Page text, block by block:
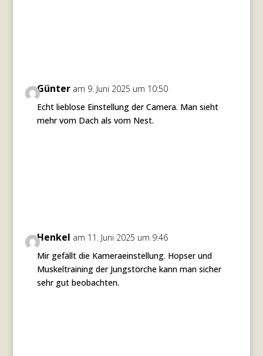
Günter am 9. Juni 2025 um 10:50
Echt lieblose Einstellung der Camera. Man sieht
mehr vom Dach als vom Nest.
Henkel am 11. Juni 2025 um 9:46
Mir gefällt die Kameraeinstellung. Hopser und
Muskeltraining der Jungstörche kann man sicher
sehr gut beobachten.